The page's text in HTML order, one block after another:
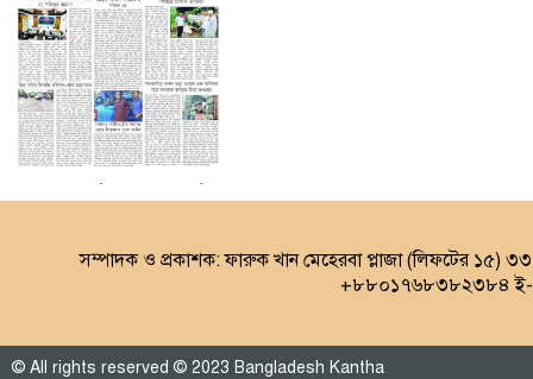
সম্পাদক ও প্রকাশক: ফারুক খান মেহেরবা প্লাজা (লিফটের ১৫)
+৮৮০১৭৬৮৩৮২৩৮৪ ই-
© All rights reserved © 2023 Bangladesh Kantha